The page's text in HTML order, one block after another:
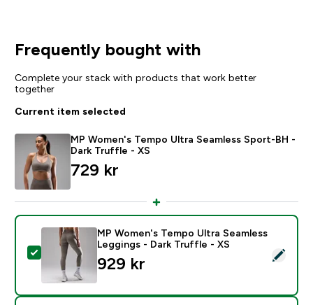
Frequently bought with
Complete your stack with products that work better
together
Current item selected
MP Women's Tempo Ultra Seamless Sport-BH -
Dark Truffle - XS
729 kr‎
Select this product - MP Women's Tempo Ultra
MP Women's Tempo Ultra Seamless
Leggings - Dark Truffle - XS
929 kr‎